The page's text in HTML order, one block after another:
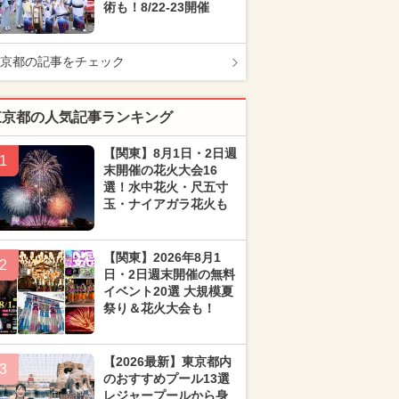
術も！8/22-23開催
都の記事をチェック
都の人気記事ランキング
1
【関東】8月1日・2日週
末開催の花火大会16
選！水中花火・尺五寸
玉・ナイアガラ花火も
2
【関東】2026年8月1
日・2日週末開催の無料
イベント20選 大規模夏
祭り＆花火大会も！
3
【2026最新】東京都内
のおすすめプール13選
レジャープールから身